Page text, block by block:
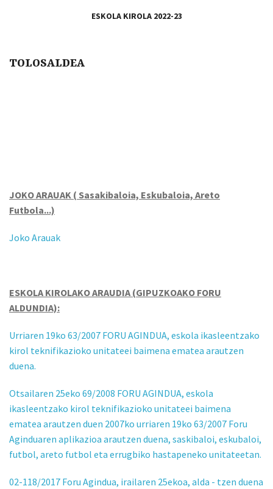
ESKOLA KIROLA 2022-23
TOLOSALDEA
JOKO ARAUAK ( Sasakibaloia, Eskubaloia, Areto
Futbola...)
Joko Arauak
ESKOLA KIROLAKO ARAUDIA (GIPUZKOAKO FORU
ALDUNDIA):
Urriaren 19ko 63/2007 FORU AGINDUA, eskola ikasleentzako
kirol teknifikazioko unitateei baimena ematea arautzen
duena.
Otsailaren 25eko 69/2008 FORU AGINDUA, eskola
ikasleentzako kirol teknifikazioko unitateei baimena
ematea arautzen duen 2007ko urriaren 19ko 63/2007 Foru
Aginduaren aplikazioa arautzen duena, saskibaloi, eskubaloi,
futbol, areto futbol eta errugbiko hastapeneko unitateetan.
02-118/2017 Foru Agindua, irailaren 25ekoa, alda - tzen duena